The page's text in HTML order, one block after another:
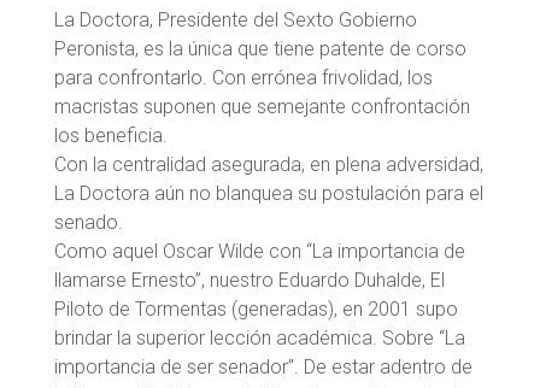
La Doctora, Presidente del Sexto Gobierno
Peronista, es la única que tiene patente de corso
para confrontarlo. Con errónea frivolidad, los
macristas suponen que semejante confrontación
los beneficia.
Con la centralidad asegurada, en plena adversidad,
La Doctora aún no blanquea su postulación para el
senado.
Como aquel Oscar Wilde con “La importancia de
llamarse Ernesto”, nuestro Eduardo Duhalde, El
Piloto de Tormentas (generadas), en 2001 supo
brindar la superior lección académica. Sobre “La
importancia de ser senador”. De estar adentro de